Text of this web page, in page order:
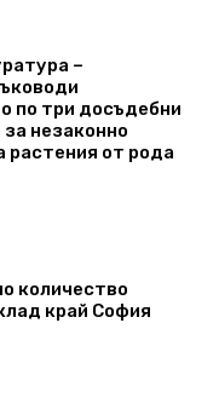
–
по три досъдебни
незаконно
растения от рода
количество
край София